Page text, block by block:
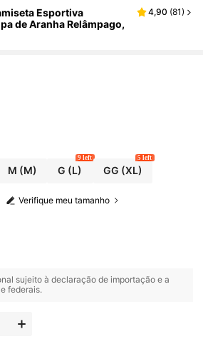
Esportiva
de Aranha Relâmpago,
4,90 (81)
M (M) G (L)
9 left
GG (XL)
5 left
Verifique meu tamanho
sujeito à declaração de importação e a
federais.